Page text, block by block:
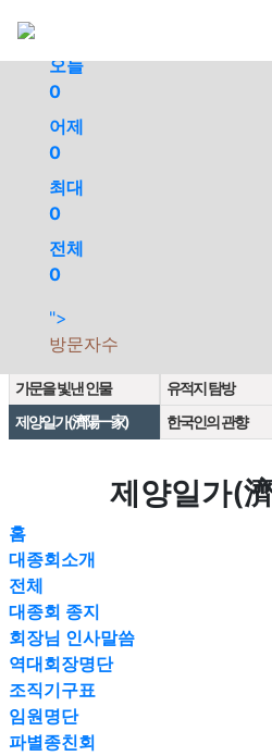
오늘
0
어제
0
최대
0
전체
0
">
방문자수
인천채씨 연원
분파조
가문을 빛낸 인물
유적지 탐방
제양일가(濟陽一家)
한국인의 관향
제양일가(
홈
대종회소개
전체
대종회 종지
회장님 인사말씀
역대회장명단
조직기구표
임원명단
파별종친회